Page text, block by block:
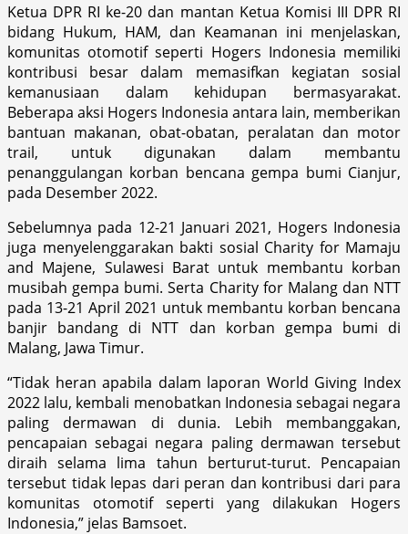
Ketua DPR RI ke-20 dan mantan Ketua Komisi III DPR RI
bidang Hukum, HAM, dan Keamanan ini menjelaskan,
komunitas otomotif seperti Hogers Indonesia memiliki
kontribusi besar dalam memasifkan kegiatan sosial
kemanusiaan dalam kehidupan bermasyarakat.
Beberapa aksi Hogers Indonesia antara lain, memberikan
bantuan makanan, obat-obatan, peralatan dan motor
trail, untuk digunakan dalam membantu
penanggulangan korban bencana gempa bumi Cianjur,
pada Desember 2022.
Sebelumnya pada 12-21 Januari 2021, Hogers Indonesia
juga menyelenggarakan bakti sosial Charity for Mamaju
and Majene, Sulawesi Barat untuk membantu korban
musibah gempa bumi. Serta Charity for Malang dan NTT
pada 13-21 April 2021 untuk membantu korban bencana
banjir bandang di NTT dan korban gempa bumi di
Malang, Jawa Timur.
“Tidak heran apabila dalam laporan World Giving Index
2022 lalu, kembali menobatkan Indonesia sebagai negara
paling dermawan di dunia. Lebih membanggakan,
pencapaian sebagai negara paling dermawan tersebut
diraih selama lima tahun berturut-turut. Pencapaian
tersebut tidak lepas dari peran dan kontribusi dari para
komunitas otomotif seperti yang dilakukan Hogers
Indonesia,” jelas Bamsoet.